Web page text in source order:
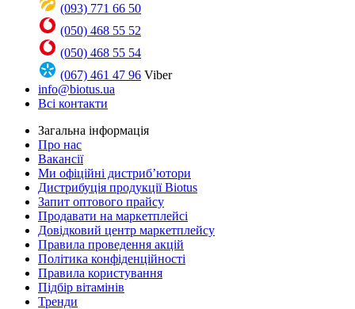
(093) 771 66 50
(050) 468 55 52
(050) 468 55 54
(067) 461 47 96 Viber
info@biotus.ua
Всі контакти
Загальна інформація
Про нас
Вакансії
Ми офіційні дистриб’ютори
Дистрибуція продукції Biotus
Запит оптового прайсу
Продавати на маркетплейсі
Довідковий центр маркетплейсу
Правила проведення акцій
Політика конфіденційності
Правила користування
Підбір вітамінів
Тренди